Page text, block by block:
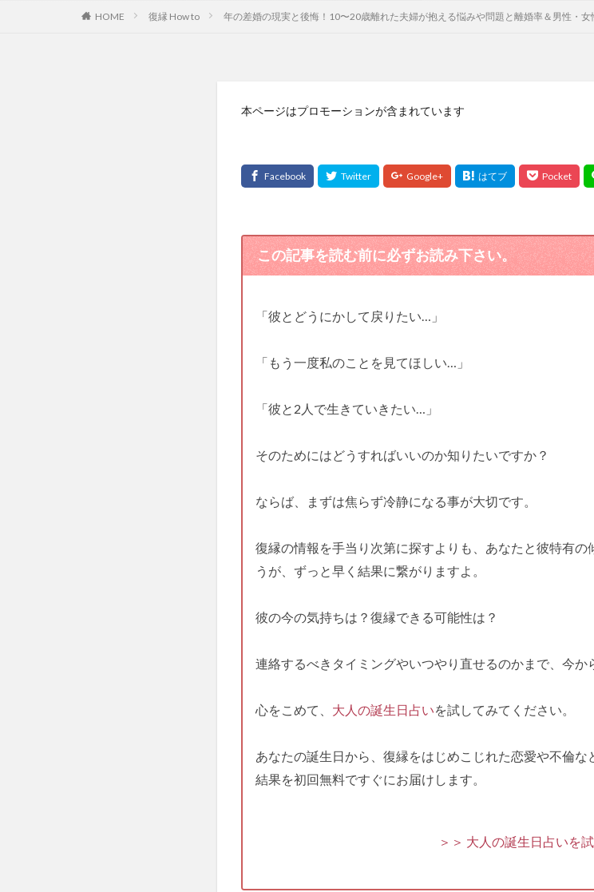
HOME 復縁 How to 年の差婚の現実と後悔！10〜20歳離れた夫婦が抱える悩みや問題と離婚率＆男性・女
本ページはプロモーションが含まれています
この記事を読む前に必ずお読み下さい。
「彼とどうにかして戻りたい…」
「もう一度私のことを見てほしい…」
「彼と2人で生きていきたい…」
そのためにはどうすればいいのか知りたいですか？
ならば、まずは焦らず冷静になる事が大切です。
復縁の情報を手当り次第に探すよりも、あなたと彼特有
うが、ずっと早く結果に繋がりますよ。
彼の今の気持ちは？復縁できる可能性は？
連絡するべきタイミングやいつやり直せるのかまで、今か
心をこめて、 大人の誕生日占いを試してみてください。
あなたの誕生日から、復縁をはじめこじれた恋愛や不倫
結果を初回無料ですぐにお届けします。
＞＞ 大人の誕生日占いを